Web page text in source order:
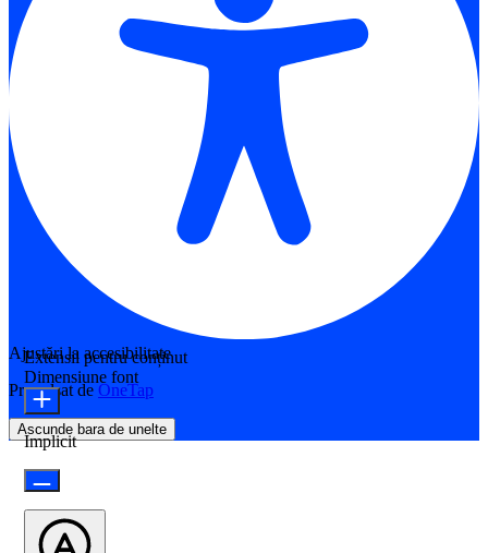
Ajustări la accesibilitate
Propulsat de OneTap
Ascunde bara de unelte
Extensii pentru conținut
Dimensiune font
Implicit